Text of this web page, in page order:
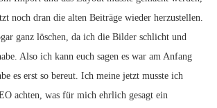
noch dran die alten Beiträge wieder herzustellen.
ganz löschen, da ich die Bilder schlicht und
Also ich kann euch sagen es war am Anfang
es erst so bereut. Ich meine jetzt musste ich
achten, was für mich ehrlich gesagt ein